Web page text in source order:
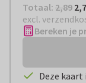
Totaal: € 2,79
Totaal: 2,89
excl.
Bereken je
Deze